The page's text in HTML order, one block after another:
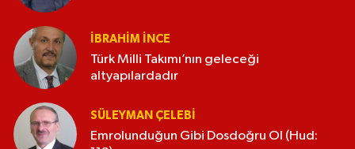
İBRAHIM İNCE
Türk Milli Takımı’nın geleceği
altyapılardadır
SÜLEYMAN ÇELEBI
Emrolunduğun Gibi Dosdoğru Ol (Hud: